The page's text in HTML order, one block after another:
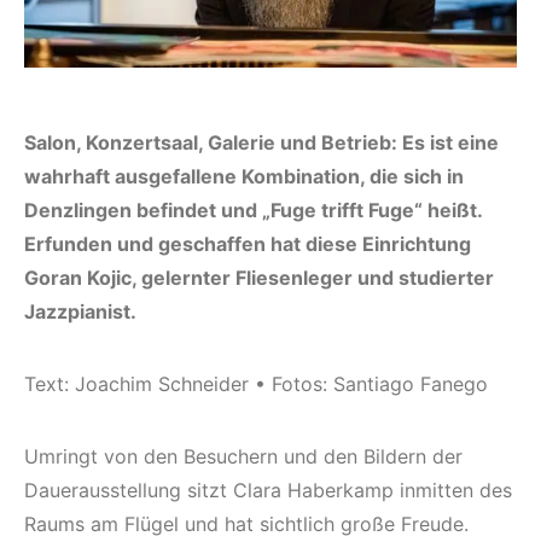
Salon, Konzertsaal, Galerie und Betrieb: Es ist eine
wahrhaft ausgefallene Kombination, die sich in
Denzlingen befindet und „Fuge trifft Fuge“ heißt.
Erfunden und geschaffen hat diese Einrichtung
Goran Kojic, gelernter Fliesenleger und studierter
Jazzpianist.
Text: Joachim Schneider • Fotos: Santiago Fanego
Umringt von den Besuchern und den Bildern der
Dauerausstellung sitzt Clara Haberkamp inmitten des
Raums am Flügel und hat sichtlich große Freude.